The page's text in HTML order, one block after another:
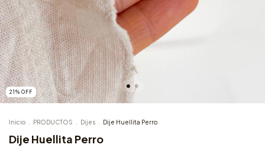
21 % OFF
Inicio PRODUCTOS Dijes Dije Huellita Perro
Dije Huellita Perro